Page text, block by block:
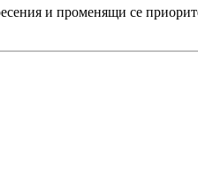
и променящи се